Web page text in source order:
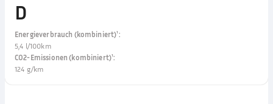
D
Energieverbrauch (kombiniert)¹:
5,4 l/100km
CO2-Emissionen (kombiniert)¹:
124 g/km